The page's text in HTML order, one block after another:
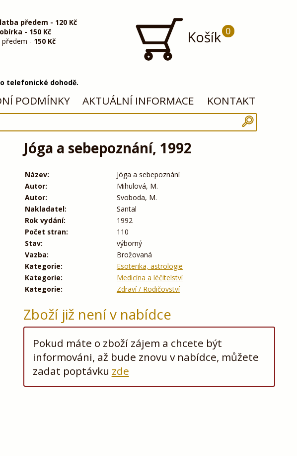
předem - 120 Kč
- 150 Kč
předem - 150 Kč Košík 0
telefonické dohodě.
PODMÍNKY AKTUÁLNÍ INFORMACE KONTAKT
Jóga a sebepoznání, 1992
Název:
Jóga a sebepoznání
Autor:
Mihulová, M.
Autor:
Svoboda, M.
Nakladatel:
Santal
Rok vydání:
1992
Počet stran:
110
Stav:
výborný
Vazba:
Brožovaná
Kategorie:
Esoterika, astrologie
Kategorie:
Medicína a léčitelství
Kategorie:
Zdraví / Rodičovství
Zboží již není v nabídce
Pokud máte o zboží zájem a chcete být
informováni, až bude znovu v nabídce, můžete
zadat poptávku zde